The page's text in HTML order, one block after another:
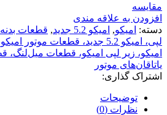
مقایسه
افزودن به علاقه مندی
دسته: امیکو, امیکو 5.2 جدید , قطعات
لپی، امیکو 5.2 جدید، قطعات
امیکو، زیر لپی امیکو، قطعات
یاتاقان‌های موتور
اشتراک گذاری:
توضیحات
نظرات (0)